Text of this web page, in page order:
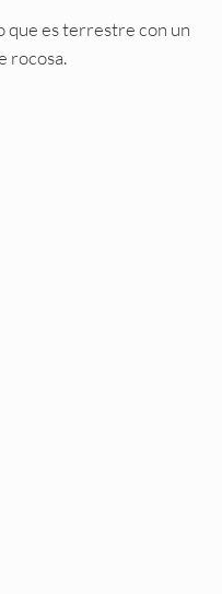
que es terrestre con un
rocosa.